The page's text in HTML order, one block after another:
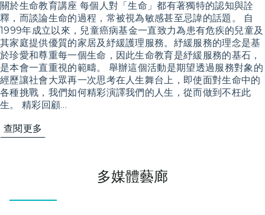
關於生命教育講座 每個人對「生命」都有著獨特的認知與詮
釋，而談論生命的過程，常被視為敏感甚至忌諱的話題。 自
1999年成立以來，兒童癌病基金一直致力為患有危疾的兒童及
其家庭提供優質的家居及紓緩護理服務。紓緩服務的理念是基
於珍愛和尊重每一個生命，因此生命教育是紓緩服務的基石，
是本會一直重視的範疇。 舉辦這個活動是期望透過服務對象的
經歷讓社會大眾再一次思考在人生舞台上，即使面對生命中的
各種挑戰，我們如何精彩演譯我們的人生，從而做到不枉此
生。 ​精彩回顧…
查閱更多
多媒體藝廊